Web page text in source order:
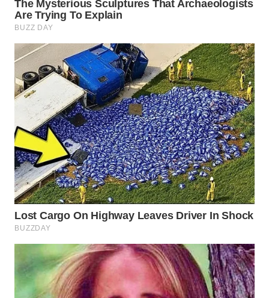
TANGERANG
BINJAI
WN
CIREBON
WN
INDRAMAYU
WN
KUNINGAN
WN
MAJALENGKA
WN
SUBANG